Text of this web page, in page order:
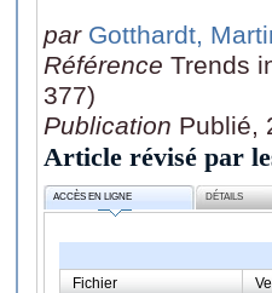
par Gotthardt,
Référence Trends
377)
Publication Publié,
Article révisé par
ACCÈS EN LIGNE DÉTAILS
Fichier